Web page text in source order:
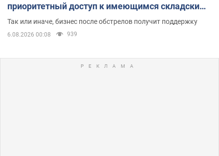
приоритетный доступ к имеющимся складским
помещениям
Так или иначе, бизнес после обстрелов получит поддержку
6.08.2026 00:08 939